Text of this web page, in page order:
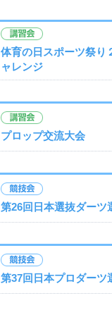
体育の日スポーツ祭り
ャレンジ
プロップ交流大会
第26回日本選抜ダーツ
第37回日本プロダーツ